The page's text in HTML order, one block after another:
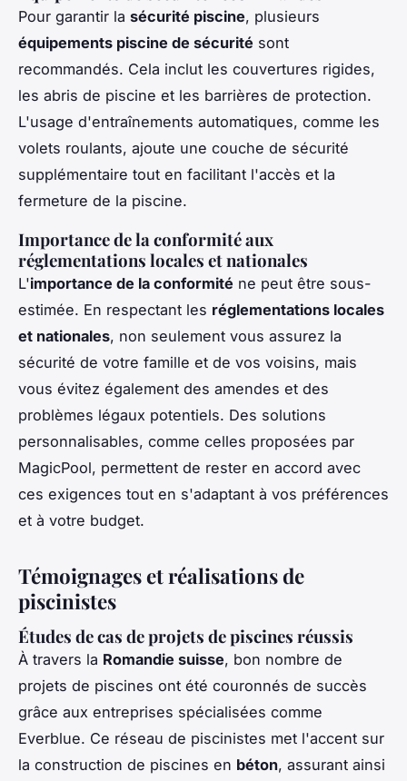
Pour garantir la sécurité piscine, plusieurs
équipements piscine de sécurité sont
recommandés. Cela inclut les couvertures rigides,
les abris de piscine et les barrières de protection.
L'usage d'entraînements automatiques, comme les
volets roulants, ajoute une couche de sécurité
supplémentaire tout en facilitant l'accès et la
fermeture de la piscine.
Importance de la conformité aux
réglementations locales et nationales
L'importance de la conformité ne peut être sous-
estimée. En respectant les réglementations locales
et nationales, non seulement vous assurez la
sécurité de votre famille et de vos voisins, mais
vous évitez également des amendes et des
problèmes légaux potentiels. Des solutions
personnalisables, comme celles proposées par
MagicPool, permettent de rester en accord avec
ces exigences tout en s'adaptant à vos préférences
et à votre budget.
Témoignages et réalisations de
piscinistes
Études de cas de projets de piscines réussis
À travers la Romandie suisse, bon nombre de
projets de piscines ont été couronnés de succès
grâce aux entreprises spécialisées comme
Everblue. Ce réseau de piscinistes met l'accent sur
la construction de piscines en béton, assurant ainsi